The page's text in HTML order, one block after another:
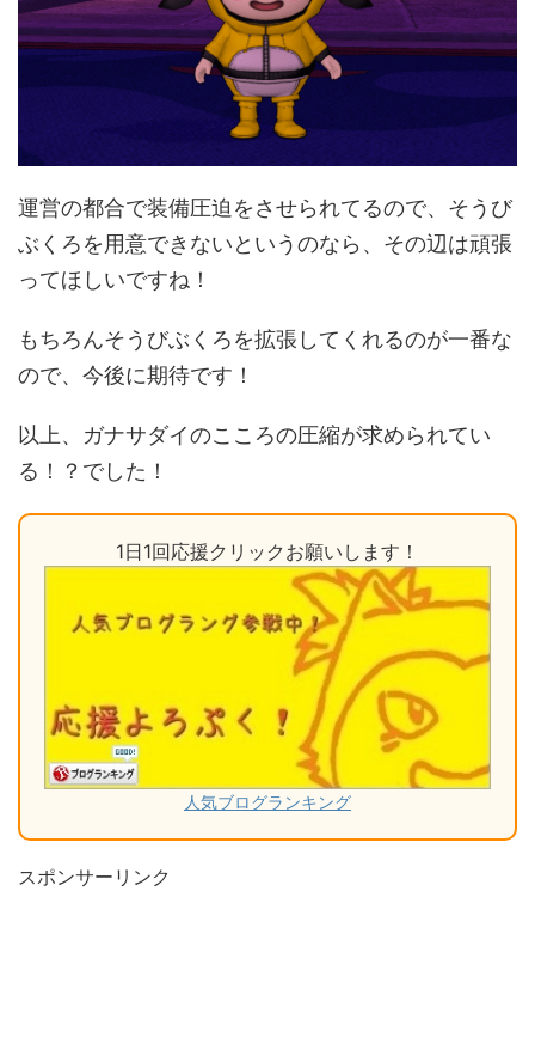
運営の都合で装備圧迫をさせられてるので、そうび
ぶくろを用意できないというのなら、その辺は頑張
ってほしいですね！
もちろんそうびぶくろを拡張してくれるのが一番な
ので、今後に期待です！
以上、ガナサダイのこころの圧縮が求められてい
る！？でした！
1日1回応援クリックお願いします！
人気ブログランキング
スポンサーリンク